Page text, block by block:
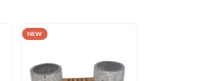
NEW